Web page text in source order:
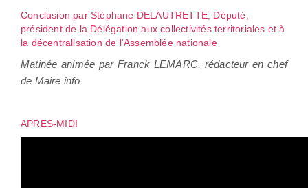
Conclusion par Stéphane DELAUTRETTE, Député,
président de la Délégation aux collectivités territoriales et à
la décentralisation de l'Assemblée nationale
Matinée animée par Franck LEMARC, rédacteur en chef
de Maire info
APRES-MIDI